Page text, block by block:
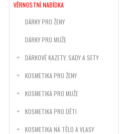
VĚRNOSTNÍ NABÍDKA
DÁRKY PRO ŽENY
DÁRKY PRO MUŽE
DÁRKOVÉ KAZETY, SADY A SETY
KOSMETIKA PRO ŽENY
KOSMETIKA PRO MUŽE
KOSMETIKA PRO DĚTI
KOSMETIKA NA TĚLO A VLASY